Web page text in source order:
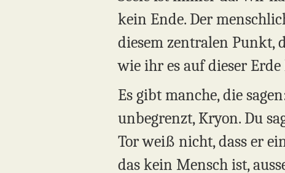
kein Ende. Der
diesem zentralen Punkt,
wie ihr es auf dieser Erde
Es gibt manche, die
unbegrenzt, Kryon. Du
Tor weiß nicht, dass er
das kein Mensch ist,